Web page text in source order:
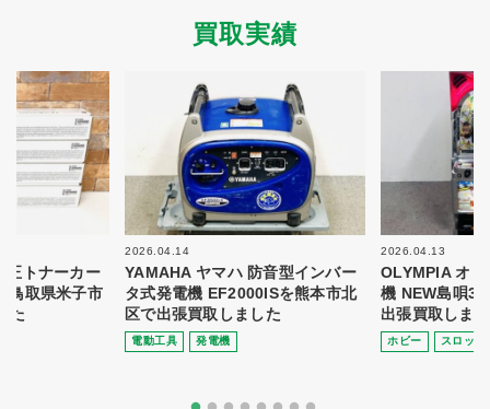
新着情報
プライバシーポリシー
規約・同意書
本人確認書類アップロード
梱包
ガイド
法人の
お客様へ
買取実績
トナーカー
鳥取県米子市
た
2026.04.14
YAMAHA ヤマハ 防音型インバー
タ式発電機 EF2000ISを熊本市北
区で出張買取しました
電動⼯具 発電機
2026.04.13
OLYMPIA オ
機 NEW島唄
出張買取しま
ホビー スロット